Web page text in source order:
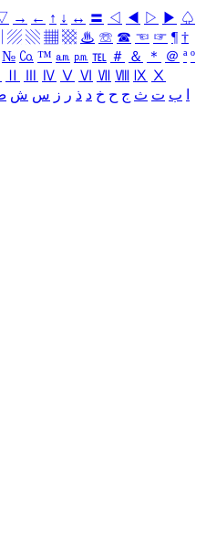
→ ← ↑ ↓ ↔ 〓 ◁ ◀ ▷ ▶ ♤
▨ ▧ ▦ ▩ ♨ ☏ ☎ ☜ ☞ ¶ †
№ ㏇ ™ ㏂ ㏘ ℡ ＃ ＆ ＊ ＠ ª º
Ⅳ Ⅴ Ⅵ Ⅶ Ⅷ Ⅸ Ⅹ
ب ت ث ج ح خ د ذ ر ز س ش